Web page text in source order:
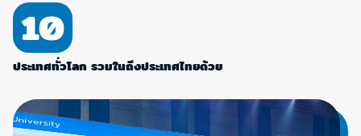
10
ประเทศทั่วโลก รวมในถึงประเทศไทยด้วย